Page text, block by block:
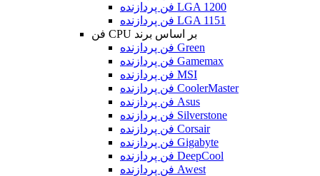
فن پردازنده LGA 1200
فن پردازنده LGA 1151
فن CPU بر اساس برند
فن پردازنده Green
فن پردازنده Gamemax
فن پردازنده MSI
فن پردازنده CoolerMaster
فن پردازنده Asus
فن پردازنده Silverstone
فن پردازنده Corsair
فن پردازنده Gigabyte
فن پردازنده DeepCool
فن پردازنده Awest